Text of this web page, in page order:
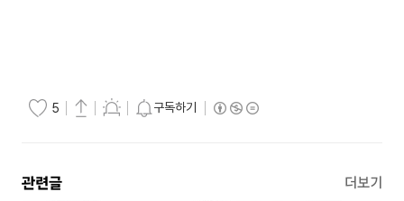
5 구독하기
관련글 더보기